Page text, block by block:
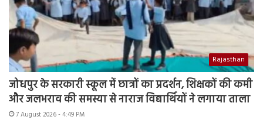
Rajasthan
जोधपुर के सरकारी स्कूल में छात्रों का प्रदर्शन, शिक्षकों की कमी
और जलभराव की समस्या से नाराज विद्यार्थियों ने लगाया ताला
7 August 2026 - 4:49 PM